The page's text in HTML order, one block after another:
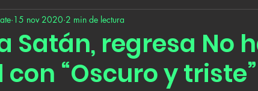
Submit Hub Groover
Satán, regresa No
“Oscuro y triste”
15 nov 2020 2 min de lectura